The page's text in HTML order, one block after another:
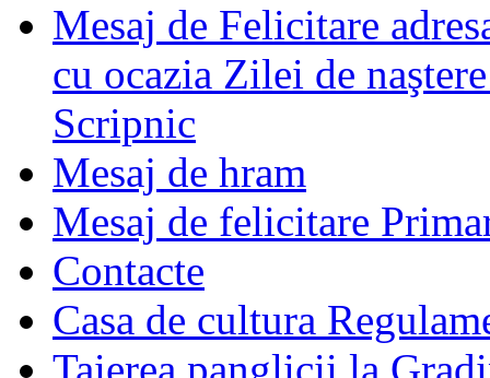
Mesaj de Felicitare
cu ocazia Zilei de
Scripnic
Mesaj de hram
Mesaj de felicitare
Contacte
Casa de cultura